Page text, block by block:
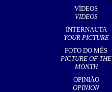
VÍDEOS
VIDEOS
INTERNAUTA
YOUR PICTURE
FOTO DO MÊS
PICTURE OF THE
MONTH
OPINIÃO
OPINION